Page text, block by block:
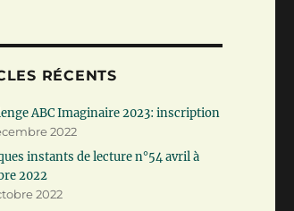
RÉCENTS
ABC Imaginaire 2023: inscription
2022
instants de lecture n°54 avril à
2022
2022